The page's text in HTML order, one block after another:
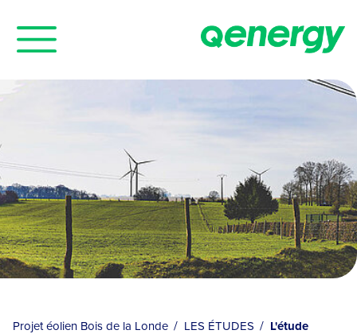
Projet éolien Bois de la Londe LES ÉTUDES
L'étude